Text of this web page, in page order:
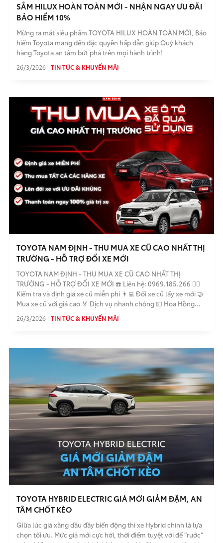
SẮM HILUX HOÀN TOÀN MỚI - NHẬN NGAY ƯU ĐÃI
BẢO HIỂM 10%
Mừng ra mắt siêu phẩm TOYOTA HILUX HOÀN TOÀN MỚI, Bảo
hiểm Toyota mang đến đặc quyền hấp dẫn giúp Quý khách
hàng Toyota an tâm bứt phá trên mọi hành trình!
26/3/2026 TIN TỨC & KHUYẾN MÃI
TOYOTA NAM ĐỊNH - THU MUA XE CŨ CAO NHẤT THỊ
TRƯỜNG - HỖ TRỢ ĐỔI XE MỚI
TOYOTA NAM ĐỊNH - THU MUA XE CŨ CAO NHẤT THỊ
TRƯỜNG - HỖ TRỢ ĐỔI XE MỚI ☎️ Liên hệ: 0969.185.266 🕵️‍♂️
Kiểm tra và định giá xe cũ miễn phí 👨‍💻 Đổi xe cũ lấy xe mới 🤝
Mua xe cũ với giá cao 🏅 Dịch vụ nhanh chóng 💵 Hoa Hồng
cao cho người giới thiệu 💵 Bảo mật thông tin khách hàng
trong giao dịch
26/3/2026 TIN TỨC & KHUYẾN MÃI
TOYOTA HYBRID ELECTRIC GIÁ MỚI GIẢM ĐẬM, AN
TÂM CHỐT KÈO
Giữa lúc giá xăng dầu đầy biến động thì xe Hybrid chính là lựa
chọn tối ưu. Mức giá mới cực hời, thời điểm tuyệt vời để “rước”